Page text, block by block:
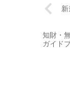
知財・
ガイド